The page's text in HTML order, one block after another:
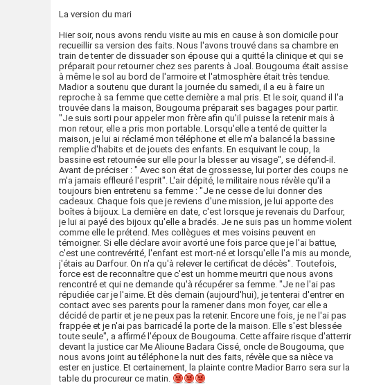
La version du mari
Hier soir, nous avons rendu visite au mis en cause à son domicile pour
recueillir sa version des faits. Nous l'avons trouvé dans sa chambre en
train de tenter de dissuader son épouse qui a quitté la clinique et qui se
préparait pour retourner chez ses parents à Joal. Bougouma était assise
à même le sol au bord de l'armoire et l'atmosphère était très tendue.
Madior a soutenu que durant la journée du samedi, il a eu à faire un
reproche à sa femme que cette dernière a mal pris. Et le soir, quand il l'a
trouvée dans la maison, Bougouma préparait ses bagages pour partir.
"Je suis sorti pour appeler mon frère afin qu'il puisse la retenir mais à
mon retour, elle a pris mon portable. Lorsqu'elle a tenté de quitter la
maison, je lui ai réclamé mon téléphone et elle m'a balancé la bassine
remplie d'habits et de jouets des enfants. En esquivant le coup, la
bassine est retournée sur elle pour la blesser au visage", se défend-il.
Avant de préciser : " Avec son état de grossesse, lui porter des coups ne
m'a jamais effleuré l'esprit". L'air dépité, le militaire nous révèle qu'il a
toujours bien entretenu sa femme : "Je ne cesse de lui donner des
cadeaux. Chaque fois que je reviens d'une mission, je lui apporte des
boîtes à bijoux. La dernière en date, c'est lorsque je revenais du Darfour,
je lui ai payé des bijoux qu'elle a bradés. Je ne suis pas un homme violent
comme elle le prétend. Mes collègues et mes voisins peuvent en
témoigner. Si elle déclare avoir avorté une fois parce que je l'ai battue,
c'est une contrevérité, l'enfant est mort-né et lorsqu'elle l'a mis au monde,
j'étais au Darfour. On n'a qu'à relever le certificat de décès". Toutefois,
force est de reconnaître que c'est un homme meurtri que nous avons
rencontré et qui ne demande qu'à récupérer sa femme. "Je ne l'ai pas
répudiée car je l'aime. Et dès demain (aujourd'hui), je tenterai d'entrer en
contact avec ses parents pour la ramener dans mon foyer, car elle a
décidé de partir et je ne peux pas la retenir. Encore une fois, je ne l'ai pas
frappée et je n'ai pas barricadé la porte de la maison. Elle s'est blessée
toute seule", a affirmé l'époux de Bougouma. Cette affaire risque d'atterrir
devant la justice car Me Alioune Badara Cissé, oncle de Bougouma, que
nous avons joint au téléphone la nuit des faits, révèle que sa nièce va
ester en justice. Et certainement, la plainte contre Madior Barro sera sur la
table du procureur ce matin.